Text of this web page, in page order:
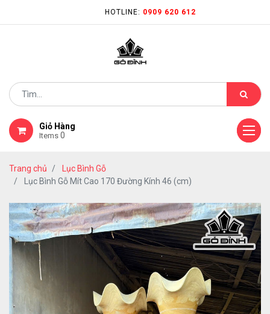
HOTLINE: 0909 620 612
Giỏ Hàng
Items 0
Trang chủ
Lục Bình Gỗ
Lục Bình Gỗ Mít Cao 170 Đường Kính 46 (cm)